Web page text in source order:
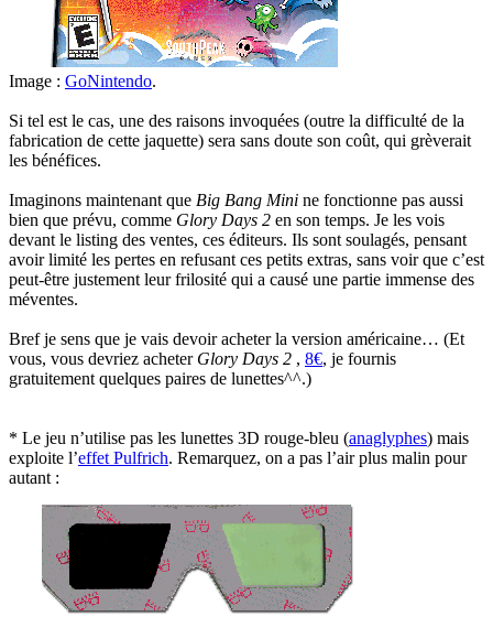
Image : GoNintendo.
Si tel est le cas, une des raisons invoquées (outre la difficulté de la
fabrication de cette jaquette) sera sans doute son coût, qui grèverait
les bénéfices.
Imaginons maintenant que Big Bang Mini ne fonctionne pas aussi
bien que prévu, comme Glory Days 2 en son temps. Je les vois
devant le listing des ventes, ces éditeurs. Ils sont soulagés, pensant
avoir limité les pertes en refusant ces petits extras, sans voir que c’est
peut-être justement leur frilosité qui a causé une partie immense des
méventes.
Bref je sens que je vais devoir acheter la version américaine… (Et
vous, vous devriez acheter Glory Days 2 , 8€, je fournis
gratuitement quelques paires de lunettes^^.)
* Le jeu n’utilise pas les lunettes 3D rouge-bleu (anaglyphes) mais
exploite l’effet Pulfrich. Remarquez, on a pas l’air plus malin pour
autant :